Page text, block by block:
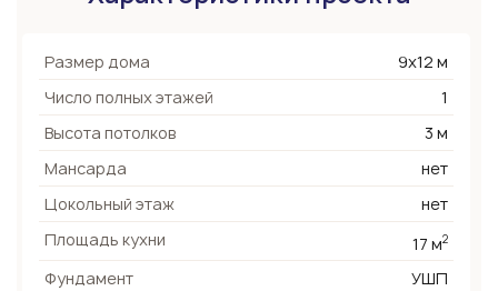
Размер дома
9x12 м
Число полных этажей
1
Высота потолков
3 м
Мансарда
нет
Цокольный этаж
нет
Площадь кухни
17 м2
Фундамент УШП